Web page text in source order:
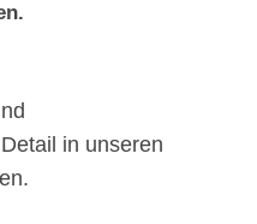
in unseren